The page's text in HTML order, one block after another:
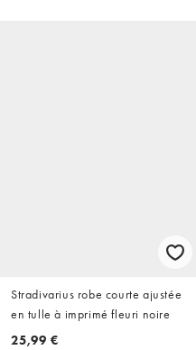
Stradivarius robe courte ajustée
en tulle à imprimé fleuri noire
25,99 €